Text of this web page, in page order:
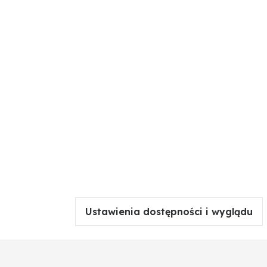
Ustawienia dostępności i wyglądu